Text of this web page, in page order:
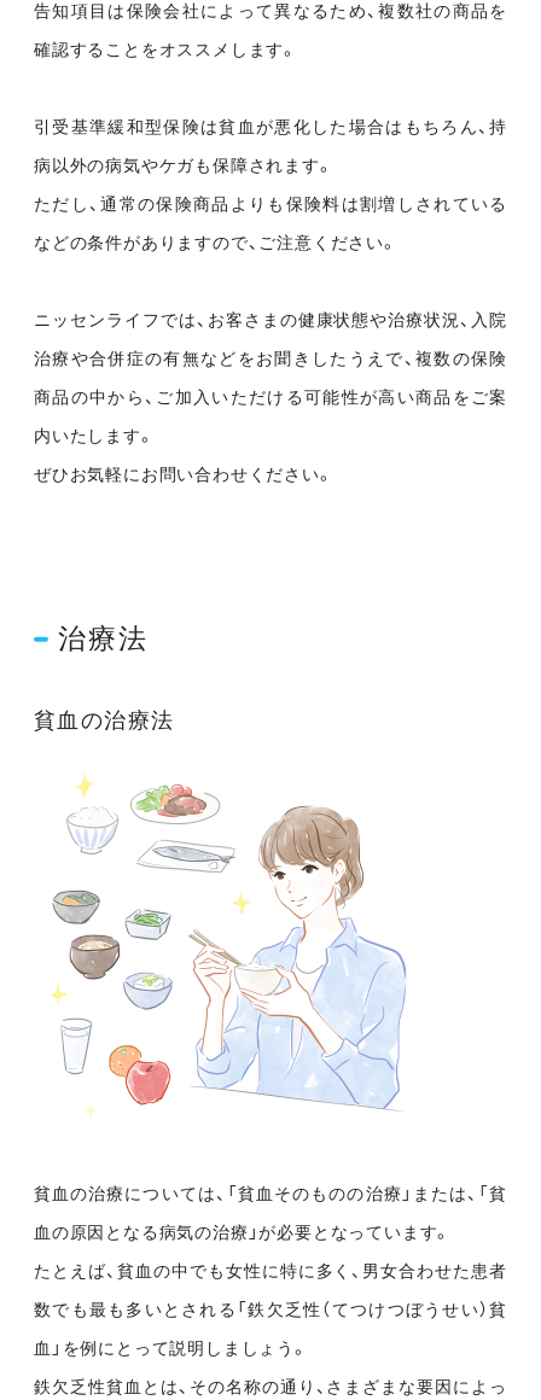
告知項目は保険会社によって異なるため、複数社の商品を
確認することをオススメします。
引受基準緩和型保険は貧血が悪化した場合はもちろん、持
病以外の病気やケガも保障されます。
ただし、通常の保険商品よりも保険料は割増しされている
などの条件がありますので、ご注意ください。
ニッセンライフでは、お客さまの健康状態や治療状況、入院
治療や合併症の有無などをお聞きしたうえで、複数の保険
商品の中から、ご加入いただける可能性が高い商品をご案
内いたします。
ぜひお気軽にお問い合わせください。
治療法
貧血の治療法
貧血の治療については、「貧血そのものの治療」または、「貧
血の原因となる病気の治療」が必要となっています。
たとえば、貧血の中でも女性に特に多く、男女合わせた患者
数でも最も多いとされる「鉄欠乏性（てつけつぼうせい）貧
血」を例にとって説明しましょう。
鉄欠乏性貧血とは、その名称の通り、さまざまな要因によっ